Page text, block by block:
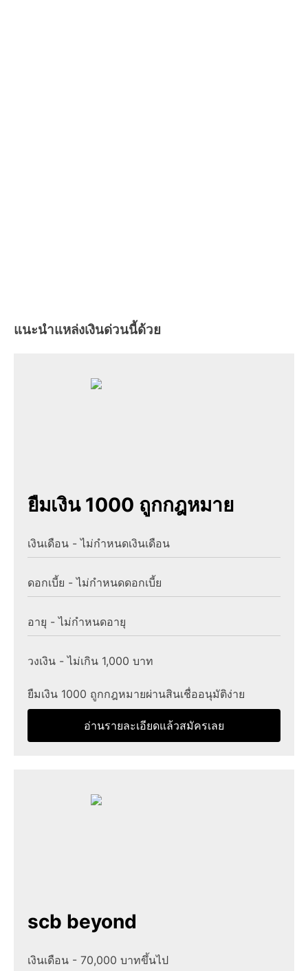
แนะนำแหล่งเงินด่วนนี้ด้วย
ยืมเงิน 1000 ถูกกฎหมาย
เงินเดือน - ไม่กำหนดเงินเดือน
ดอกเบี้ย - ไม่กำหนดดอกเบี้ย
อายุ - ไม่กำหนดอายุ
วงเงิน - ไม่เกิน 1,000 บาท
ยืมเงิน 1000 ถูกกฎหมายผ่านสินเชื่ออนุมัติง่าย
อ่านรายละเอียดแล้วสมัครเลย
scb beyond
เงินเดือน - 70,000 บาทขึ้นไป